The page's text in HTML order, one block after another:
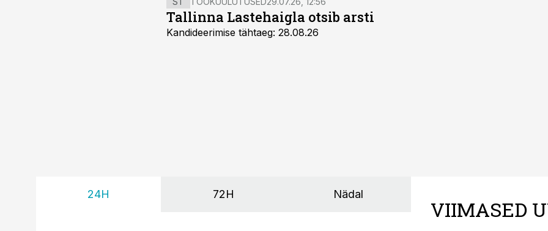
Tallinna Lastehaigla otsib arsti
Kandideerimise tähtaeg: 28.08.26
24H 72H Nädal
VIIMASED